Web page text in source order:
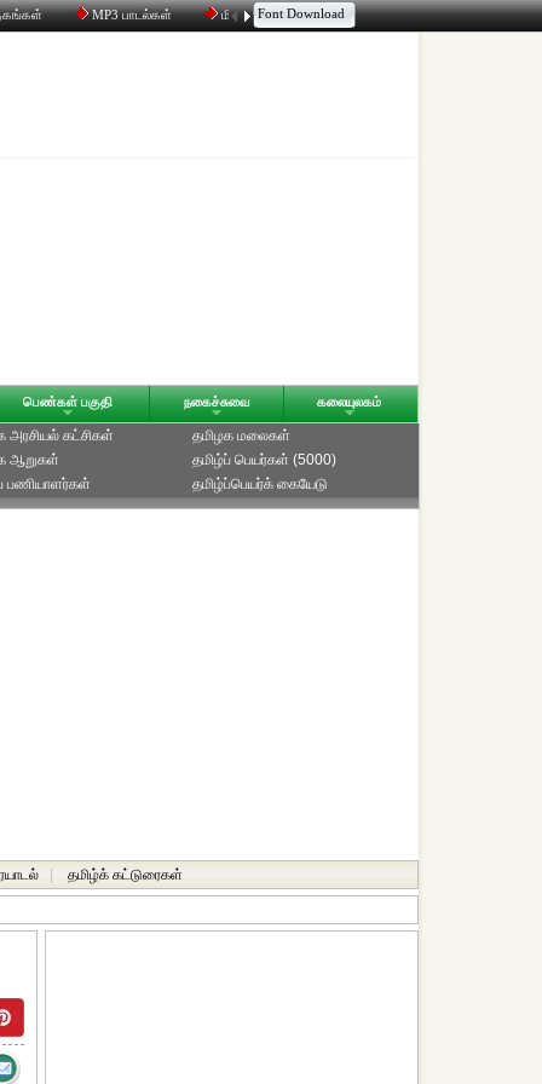
MP3 பாடல்கள் மின்னஞ்சல் திரட்டி உரையாடல்
Font Download
பெண்கள் பகுதி நகைச்சுவை கலையுலகம்
அரசியல் கட்சிகள்
ஆறுகள்
பணியாளர்கள்
தமிழக மலைகள்
தமிழ்ப் பெயர்கள் (5000)
தமிழ்ப்பெயர்க் கையேடு
தமிழ்க் கட்டுரைகள்